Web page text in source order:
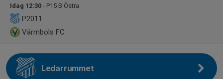
Idag 12:30 - P15 B Östra
P2011
Värmbols FC
Ledarrummet